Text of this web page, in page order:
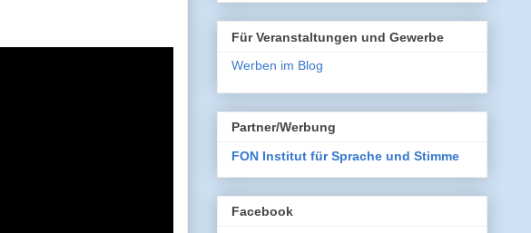
Für Veranstaltungen und Gewerbe
Werben im Blog
Partner/Werbung
FON Institut für Sprache und Stimme
Facebook